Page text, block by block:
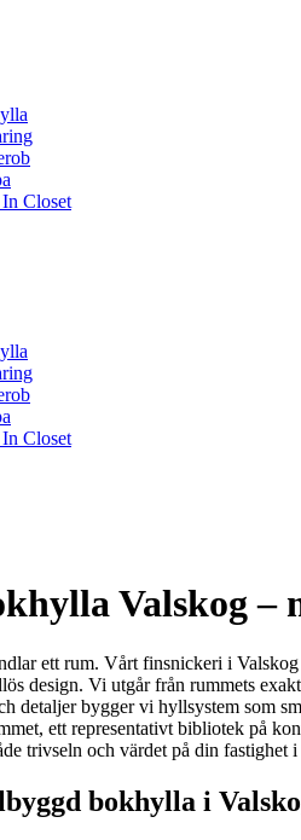
Closet
Closet
Valskog
ett rum. Vårt finsnickeri i Valskog
design. Vi utgår från rummets
detaljer bygger vi hyllsystem som
ett representativt bibliotek på
trivseln och värdet på din fastighet
bokhylla i